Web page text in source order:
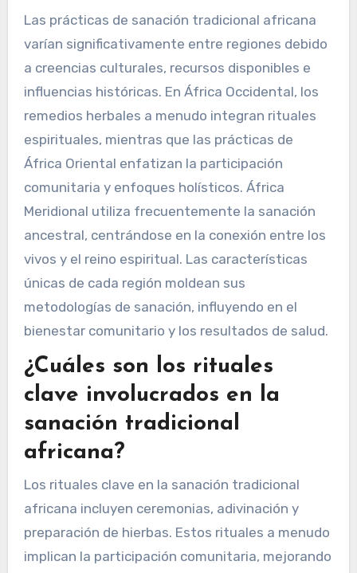
Las prácticas de sanación tradicional africana
varían significativamente entre regiones debido
a creencias culturales, recursos disponibles e
influencias históricas. En África Occidental, los
remedios herbales a menudo integran rituales
espirituales, mientras que las prácticas de
África Oriental enfatizan la participación
comunitaria y enfoques holísticos. África
Meridional utiliza frecuentemente la sanación
ancestral, centrándose en la conexión entre los
vivos y el reino espiritual. Las características
únicas de cada región moldean sus
metodologías de sanación, influyendo en el
bienestar comunitario y los resultados de salud.
¿Cuáles son los rituales
clave involucrados en la
sanación tradicional
africana?
Los rituales clave en la sanación tradicional
africana incluyen ceremonias, adivinación y
preparación de hierbas. Estos rituales a menudo
implican la participación comunitaria, mejorando